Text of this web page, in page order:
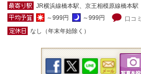
JR横浜線橋本駅、京王相模原線橋本駅
～999円
～999円 口コミ
なし（年末年始除く）